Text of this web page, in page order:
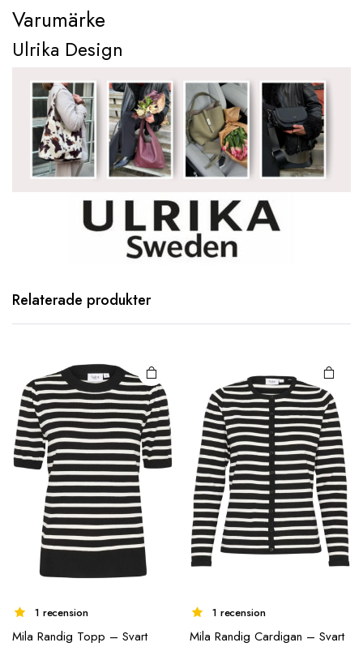
Varumärke
Ulrika Design
Relaterade produkter
Den här
De olika
alternativen
kan väljas på
produktsidan
1 recension
Mila Randig Topp – Svart
De olika
alternativen
kan väljas på
produktsidan
1 recension
Mila Randig Cardigan – Svart